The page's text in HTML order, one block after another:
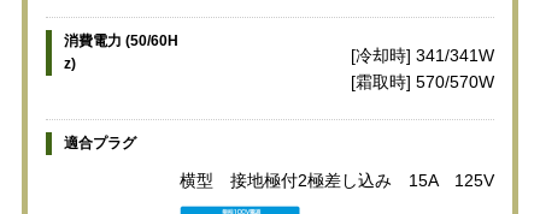
消費電力 (50/60H
z)
[冷却時] 341/341W
[霜取時] 570/570W
適合プラグ
横型 接地極付2極差し込み 15A 125V